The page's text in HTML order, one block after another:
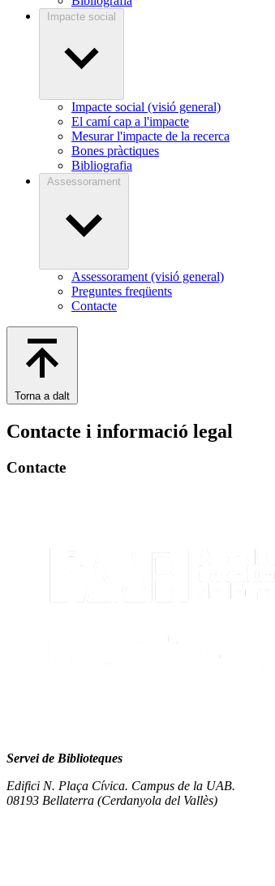
Impacte social
Impacte social (visió general)
El camí cap a l'impacte
Mesurar l'impacte de la recerca
Bones pràctiques
Bibliografia
Assessorament
Assessorament (visió general)
Preguntes freqüents
Contacte
Torna a dalt
Contacte i informació legal
Contacte
Servei de Biblioteques
Edifici N. Plaça Cívica. Campus de la UAB.
08193 Bellaterra (Cerdanyola del Vallès)